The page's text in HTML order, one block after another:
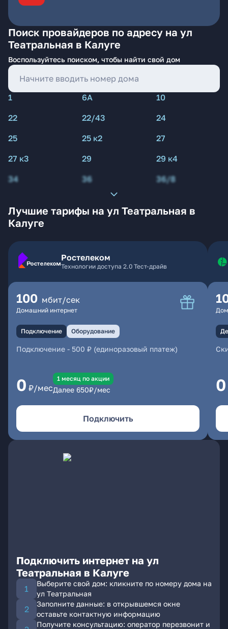
Поиск провайдеров по адресу на ул
Театральная в Калуге
Воспользуйтесь поиском, чтобы найти свой дом
1 6А
10
22
22/43
24
25
25 к2
27
27 к3
29
29 к4
34
36 36/8
Лучшие тарифы на ул Театральная в
Калуге
Ростелеком
Технологии доступа 2.0 Тест-драйв
100 мбит/сек
Домашний интернет
Подключение Оборудование
Подключение - 500 ₽ (единоразовый платеж)
0 ₽/мес
1 месяц по акции
Далее 650₽/мес
Подключить
0
Подключить интернет на ул
Театральная в Калуге
Выберите свой дом: кликните по номеру дома на
ул Театральная
Заполните данные: в открывшемся окне
оставьте контактную информацию
Получите консультацию: оператор перезвонит и